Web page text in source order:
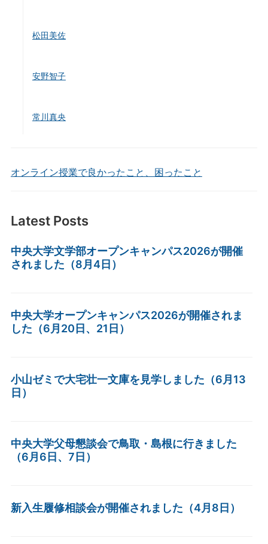
松田美佐
安野智子
常川真央
オンライン授業で良かったこと、困ったこと
Latest Posts
中央大学文学部オープンキャンパス2026が開催
されました（8月4日）
中央大学オープンキャンパス2026が開催されま
した（6月20日、21日）
小山ゼミで大宅壮一文庫を見学しました（6月13
日）
中央大学父母懇談会で鳥取・島根に行きました
（6月6日、7日）
新入生履修相談会が開催されました（4月8日）